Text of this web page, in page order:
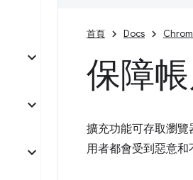
首頁 Docs
保障
擴充功能可存取瀏覽
用者都會受到惡意和